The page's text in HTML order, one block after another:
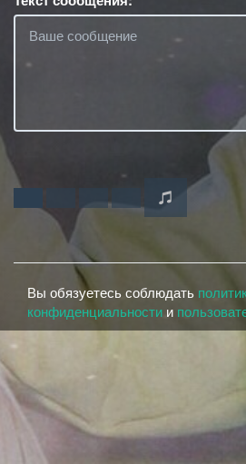
Вы обязуетесь соблюдать
конфиденциальности и